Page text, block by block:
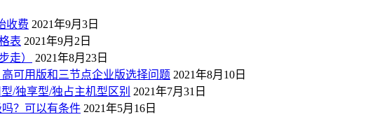
收费 2021年9月3日
表 2021年9月2日
走）
2021年8月23日
可用版和三节点企业版选择问题 2021年8月10日
/独享型/独占主机型区别 2021年7月31日
？可以有条件 2021年5月16日